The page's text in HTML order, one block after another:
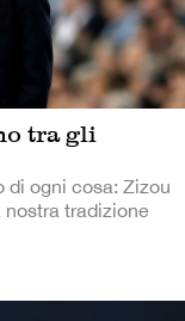
tra gli
di ogni cosa: Zizou
tradizione